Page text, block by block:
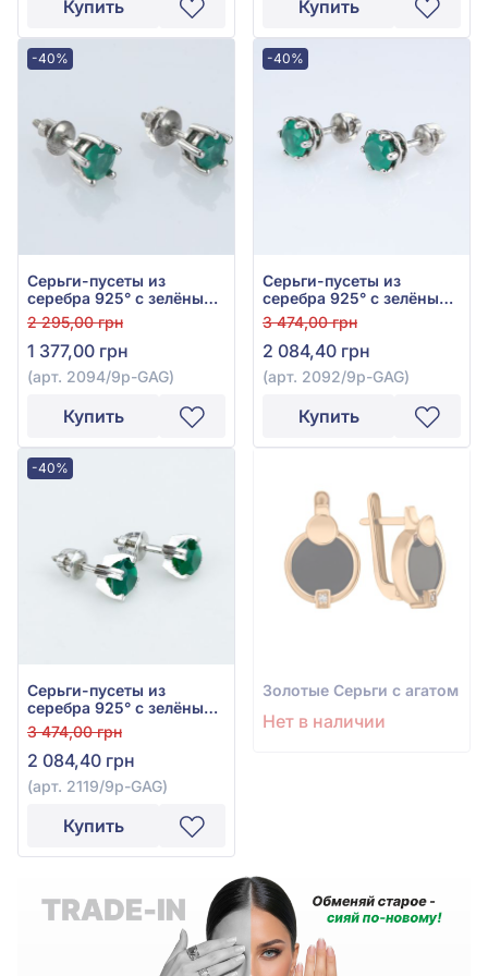
Купить Купить
-40%
Серьги-пусеты из
серебра 925° с зелёным
агатом, арт. 2094/9p-
GAG
2 295,00 грн
1 377,00 грн
(арт. 2094/9p-GAG)
Купить
-40%
Серьги-пусеты из
серебра 925° с зелёным
агатом, арт. 2092/9p-
GAG
3 474,00 грн
2 084,40 грн
(арт. 2092/9p-GAG)
Купить
-40%
Серьги-пусеты из
серебра 925° с зелёным
агатом, арт. 2119/9p-GAG
3 474,00 грн
2 084,40 грн
(арт. 2119/9p-GAG)
Купить
Золотые Серьги с агатом
Нет в наличии